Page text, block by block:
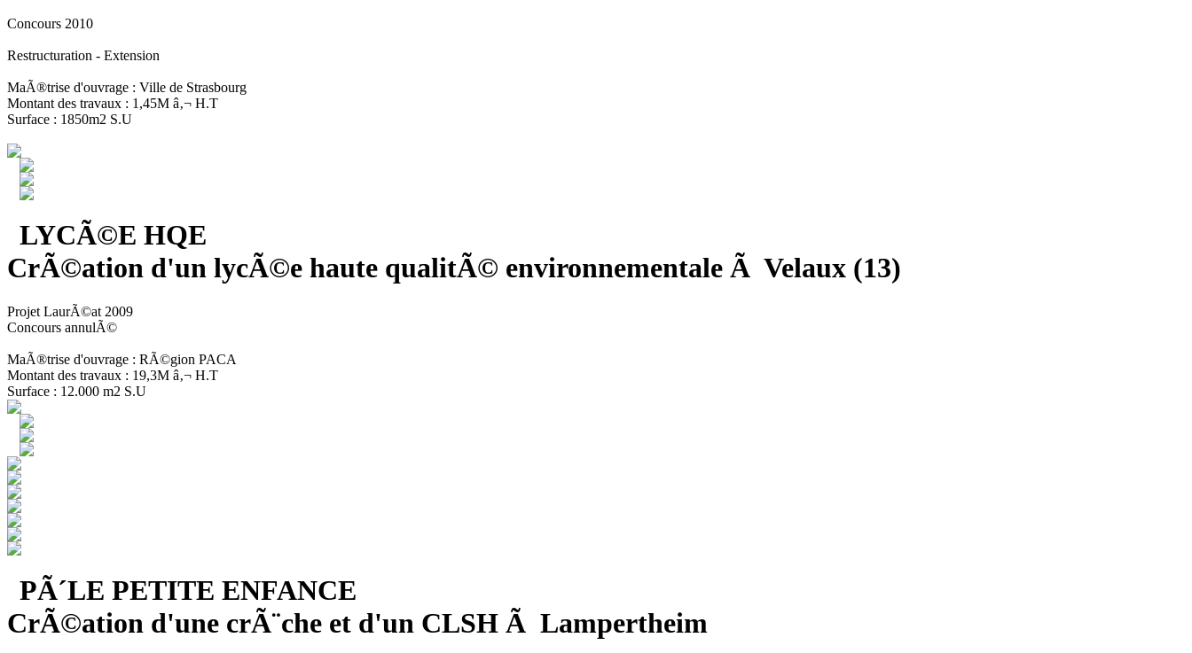
Concours 2010
Restructuration - Extension
MaÃ®trise d'ouvrage : Ville de Strasbourg
Montant des travaux : 1,45M â‚¬ H.T
Surface : 1850m2 S.U
LYCÃ©E HQE
CrÃ©ation d'un lycÃ©e haute qualitÃ© environnementale Ã Velaux (13)
Projet LaurÃ©at 2009
Concours annulÃ©
MaÃ®trise d'ouvrage : RÃ©gion PACA
Montant des travaux : 19,3M â‚¬ H.T
Surface : 12.000 m2 S.U
PÃ´LE PETITE ENFANCE
CrÃ©ation d'une crÃ¨che et d'un CLSH Ã Lampertheim